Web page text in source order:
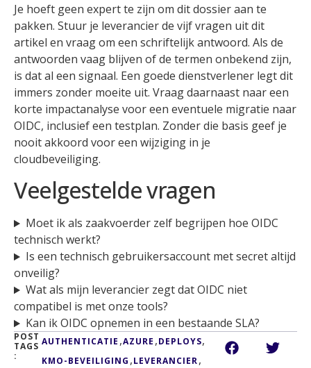
Je hoeft geen expert te zijn om dit dossier aan te
pakken. Stuur je leverancier de vijf vragen uit dit
artikel en vraag om een schriftelijk antwoord. Als de
antwoorden vaag blijven of de termen onbekend zijn,
is dat al een signaal. Een goede dienstverlener legt dit
immers zonder moeite uit. Vraag daarnaast naar een
korte impactanalyse voor een eventuele migratie naar
OIDC, inclusief een testplan. Zonder die basis geef je
nooit akkoord voor een wijziging in je
cloudbeveiliging.
Veelgestelde vragen
Moet ik als zaakvoerder zelf begrijpen hoe OIDC
technisch werkt?
Is een technisch gebruikersaccount met secret altijd
onveilig?
Wat als mijn leverancier zegt dat OIDC niet
compatibel is met onze tools?
Kan ik OIDC opnemen in een bestaande SLA?
POST
TAGS
:
AUTHENTICATIE ,AZURE ,DEPLOYS,
KMO-BEVEILIGING ,LEVERANCIER,